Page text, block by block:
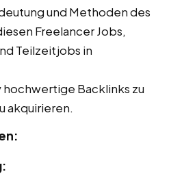
und Methoden des
Freelancer Jobs,
Teilzeitjobs in
Backlinks zu
akquirieren.